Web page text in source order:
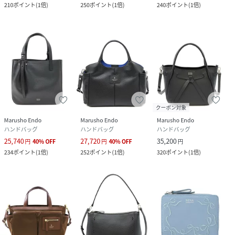
210ポイント(1倍)
250ポイント(1倍)
240ポイント(1倍)
Marusho Endo
ハンドバッグ
25,740円 40%OFF
234ポイント(1倍)
Marusho Endo
ハンドバッグ
27,720円 40%OFF
252ポイント(1倍)
クーポン対象
Marusho Endo
ハンドバッグ
35,200円
320ポイント(1倍)